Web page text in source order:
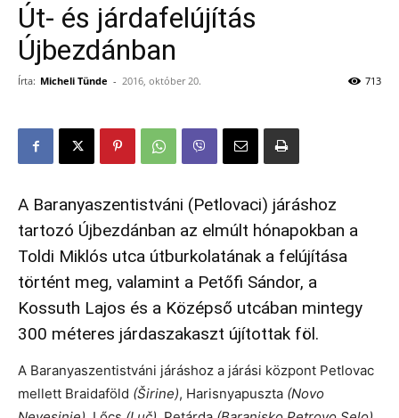
Út- és járdafelújítás
Újbezdánban
Írta: Micheli Tünde - 2016, október 20. 713
A Baranyaszentistváni (Petlovaci) járáshoz
tartozó Újbezdánban az elmúlt hónapokban a
Toldi Miklós utca útburkolatának a felújítása
történt meg, valamint a Petőfi Sándor, a
Kossuth Lajos és a Középső utcában mintegy
300 méteres járdaszakaszt újítottak föl.
A Baranyaszentistváni járáshoz a járási központ Petlovac
mellett Braidaföld (Širine), Harisnyapuszta (Novo